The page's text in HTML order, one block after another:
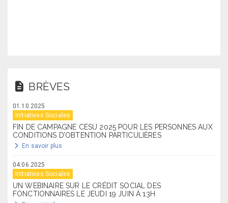
BRÈVES
01.10.2025
Initiatives Sociales
FIN DE CAMPAGNE CESU 2025 POUR LES PERSONNES AUX
CONDITIONS D’OBTENTION PARTICULIÈRES
En savoir plus
04.06.2025
Initiatives Sociales
UN WEBINAIRE SUR LE CRÉDIT SOCIAL DES
FONCTIONNAIRES LE JEUDI 19 JUIN À 13H